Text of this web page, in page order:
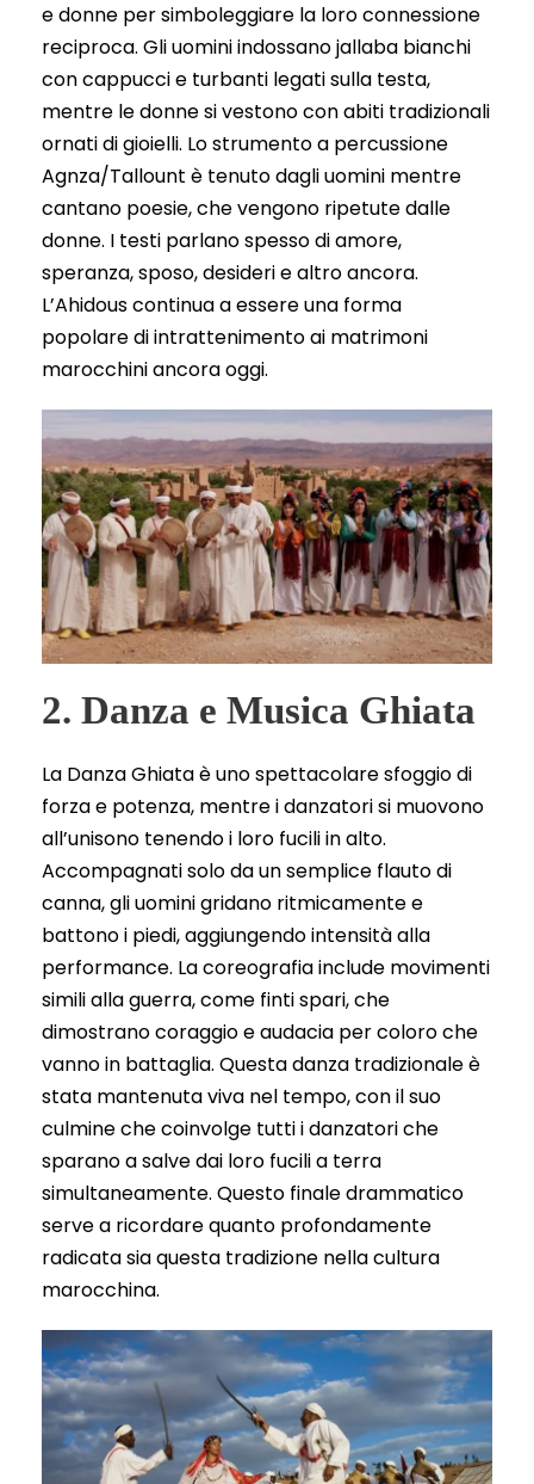
e donne per simboleggiare la loro connessione
reciproca. Gli uomini indossano jallaba bianchi
con cappucci e turbanti legati sulla testa,
mentre le donne si vestono con abiti tradizionali
ornati di gioielli. Lo strumento a percussione
Agnza/Tallount è tenuto dagli uomini mentre
cantano poesie, che vengono ripetute dalle
donne. I testi parlano spesso di amore,
speranza, sposo, desideri e altro ancora.
L’Ahidous continua a essere una forma
popolare di intrattenimento ai matrimoni
marocchini ancora oggi.
2. Danza e Musica Ghiata
La Danza Ghiata è uno spettacolare sfoggio di
forza e potenza, mentre i danzatori si muovono
all’unisono tenendo i loro fucili in alto.
Accompagnati solo da un semplice flauto di
canna, gli uomini gridano ritmicamente e
battono i piedi, aggiungendo intensità alla
performance. La coreografia include movimenti
simili alla guerra, come finti spari, che
dimostrano coraggio e audacia per coloro che
vanno in battaglia. Questa danza tradizionale è
stata mantenuta viva nel tempo, con il suo
culmine che coinvolge tutti i danzatori che
sparano a salve dai loro fucili a terra
simultaneamente. Questo finale drammatico
serve a ricordare quanto profondamente
radicata sia questa tradizione nella cultura
marocchina.